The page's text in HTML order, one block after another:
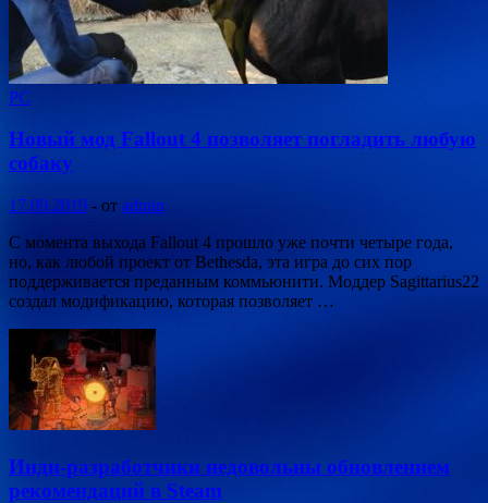
PC
Новый мод Fallout 4 позволяет погладить любую
собаку
17.09.2019 - от admin
С момента выхода Fallout 4 прошло уже почти четыре года,
но, как любой проект от Bethesda, эта игра до сих пор
поддерживается преданным коммьюнити. Моддер Sagittarius22
создал модификацию, которая позволяет …
Инди-разработчики недовольны обновлением
рекомендаций в Steam